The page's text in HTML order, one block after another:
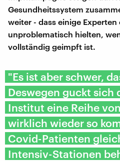
Gesundheitssystem
weiter - dass einige
unproblematisch hielten,
vollständig geimpft ist.
"Es ist aber schwer,
Deswegen guckt sich
Institut eine Reihe
wirklich wieder so
Covid-Patienten
Intensiv-Stationen